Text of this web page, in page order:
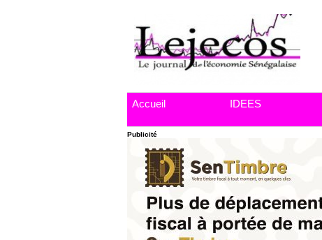
Accueil IDEES
Publicité